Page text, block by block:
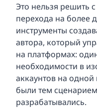
Это нельзя решить
перехода на более
инструменты
автора, который
на платформах:
необходимости в
аккаунтов на
были тем
разрабатывались.